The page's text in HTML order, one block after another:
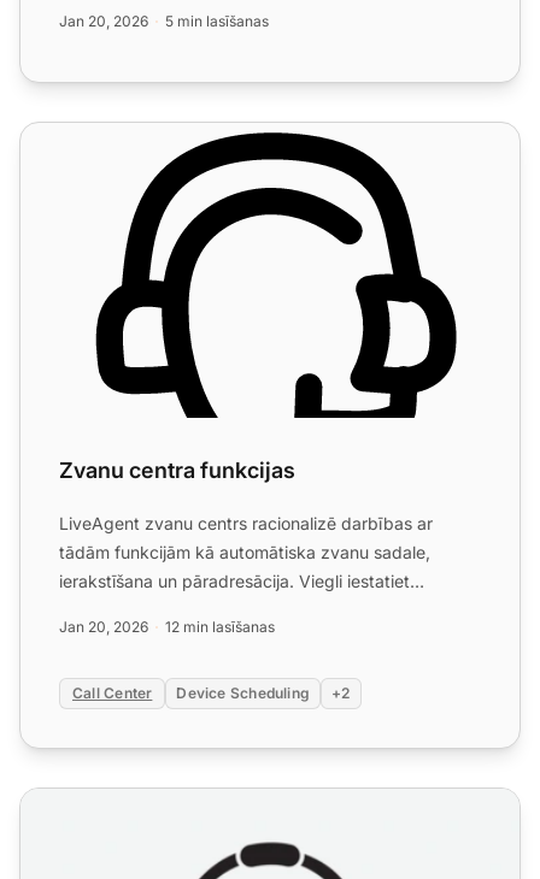
Jan 20, 2026 5 min lasīšanas
Zvanu centra funkcijas
Zvanu centra funkcijas
LiveAgent zvanu centrs racionalizē darbības ar
tādām funkcijām kā automātiska zvanu sadale,
ierakstīšana un pāradresācija. Viegli iestatiet
Jan 20, 2026 12 min lasīšanas
Call Center Device Scheduling +2
Zvanu centra detalizēts ceļvedis: funkcijas, priekšrocības